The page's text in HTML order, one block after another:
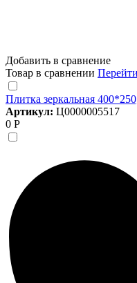
Добавить в сравнение
Товар в сравнении
Плитка зеркальная
Артикул: Ц0000005517
0 Р